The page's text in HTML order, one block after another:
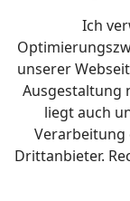
Ich
unserer
Ausgestaltung
liegt auch
Verarbeitung
Drittanbieter.